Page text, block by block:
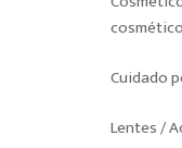
Cuidado
Lentes /